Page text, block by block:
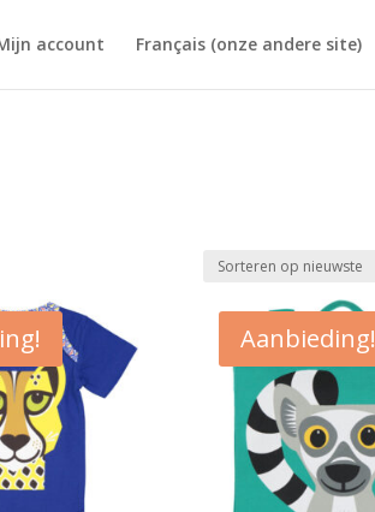
account Français (onze andere site)
Aanbieding!